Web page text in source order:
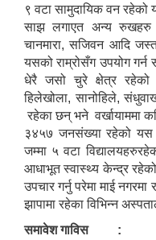
९ वटा सामुदायिक वन
साझ लगाएत अन्य रुखहरु
चानमारा, सजिवन आदि
यसको राम्रोसँग उपयोग गर्न
धेरै जसो चुरे क्षेत्र रहेको
हिलेखोला, सानोहिले,
रहेका छन् भने वर्खायाममा
३४५७ जनसंख्या रहेको यस
जम्मा ५ वटा
आधाभूत स्वास्थ्य केन्द्र
उपचार गर्नु परेमा माई
झापामा रहेका विभिन्न
समावेश गाविस :